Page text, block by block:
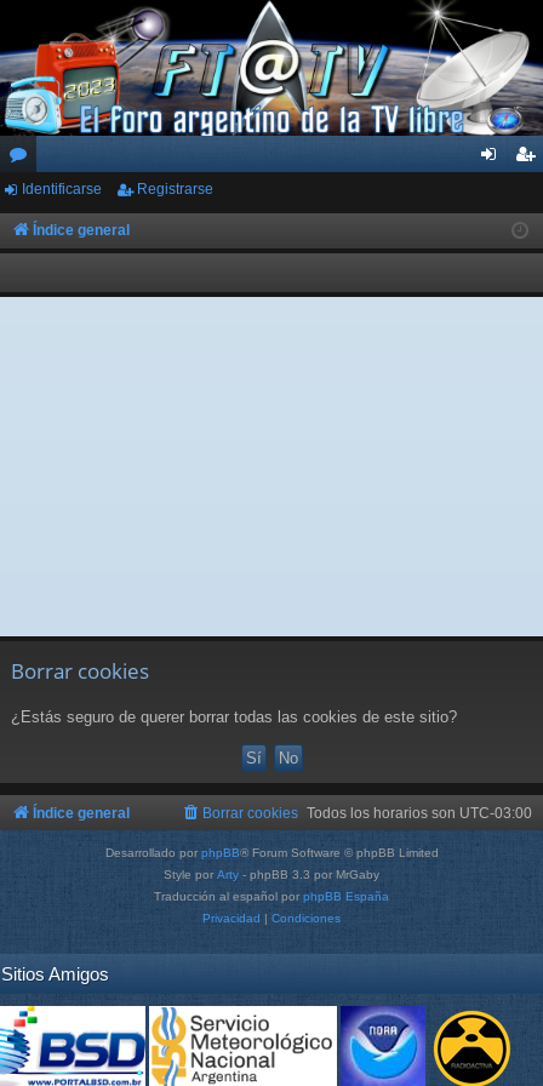
or
os
ar
ist
rs
Identificarse Registrarse
Índice general
Borrar cookies
¿Estás seguro de querer borrar todas las cookies de este sitio?
Índice general Todos los horarios son UTC-03:00
Borrar cookies
Desarrollado porphpBB® Forum Software © phpBB Limited
Style por Arty - phpBB 3.3 por MrGaby
Traducción al español por phpBB España
Privacidad | Condiciones
Sitios Amigos